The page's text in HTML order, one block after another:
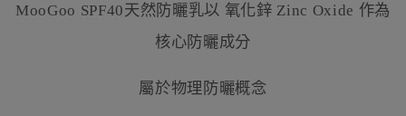
MooGoo SPF40天然防曬乳以 氧化鋅 Zinc Oxide 作為
核心防曬成分
屬於物理防曬概念